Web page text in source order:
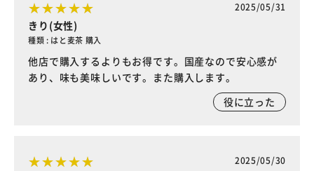
2025/05/31
きり(女性)
種類 : はと麦茶 購入
他店で購入するよりもお得です。国産なので安心感が
あり、味も美味しいです。また購入します。
役に立った
2025/05/30